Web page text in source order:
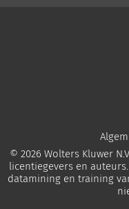
© 2026 Wolters Kluwer
licentiegevers en
datamining en training